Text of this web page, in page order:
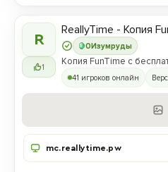
R
1
0Изумруды
ReallyTime - Копия
Копия FunTime с
41 игроков онлайн
mc.reallytime.pw